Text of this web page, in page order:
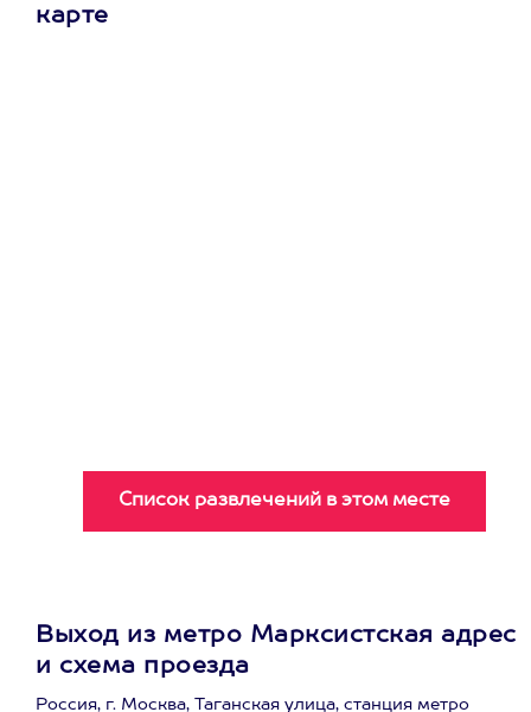
карте
Выход из метро Марксистская адрес
и схема проезда
Россия, г. Москва, Таганская улица, станция метро